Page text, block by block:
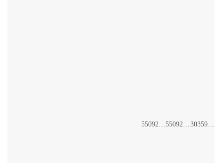
55092-6+5+4 55092-5+4 30359-8+6+4